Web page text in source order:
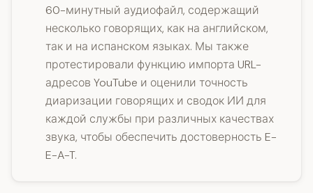
60-минутный аудиофайл, содержащий
несколько говорящих, как на английском,
так и на испанском языках. Мы также
протестировали функцию импорта URL-
адресов YouTube и оценили точность
диаризации говорящих и сводок ИИ для
каждой службы при различных качествах
звука, чтобы обеспечить достоверность E-
E-A-T.